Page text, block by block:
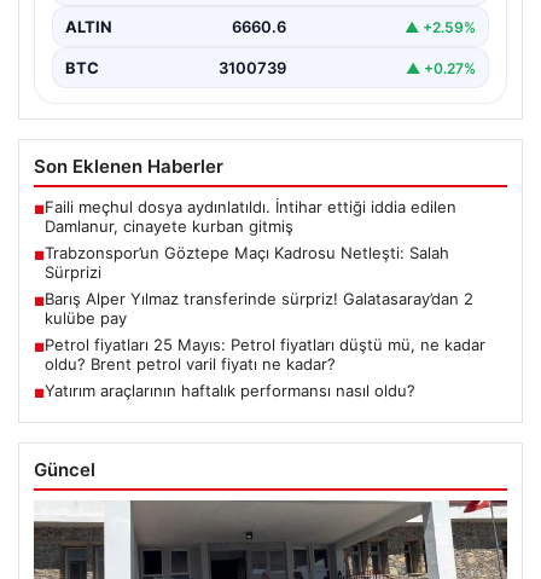
ALTIN 6660.6 ▲ +2.59%
BTC 3100739 ▲ +0.27%
Son Eklenen Haberler
■Faili meçhul dosya aydınlatıldı. İntihar ettiği iddia edilen
Damlanur, cinayete kurban gitmiş
■Trabzonspor’un Göztepe Maçı Kadrosu Netleşti: Salah
Sürprizi
■Barış Alper Yılmaz transferinde sürpriz! Galatasaray’dan 2
kulübe pay
■Petrol fiyatları 25 Mayıs: Petrol fiyatları düştü mü, ne kadar
oldu? Brent petrol varil fiyatı ne kadar?
■Yatırım araçlarının haftalık performansı nasıl oldu?
Güncel